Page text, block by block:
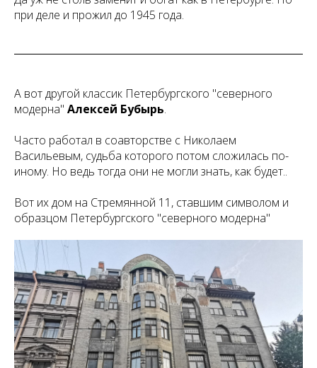
при деле и прожил до 1945 года.
А вот другой классик Петербургского "северного
модерна" Алексей Бубырь.
Часто работал в соавторстве с Николаем
Васильевым, судьба которого потом сложилась по-
иному. Но ведь тогда они не могли знать, как будет..
Вот их дом на Стремянной 11, ставшим символом и
образцом Петербургского "северного модерна"